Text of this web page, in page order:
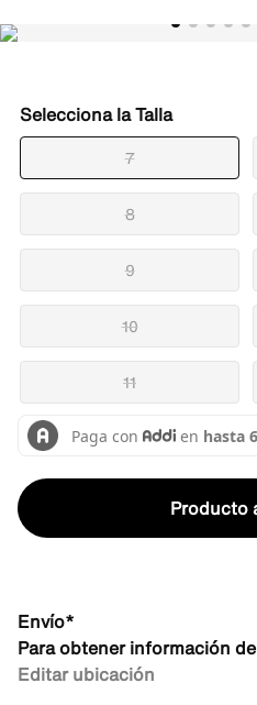
Talla
7
8
9
10
11
Producto
Envío*
Para obtener información
Editar ubicación